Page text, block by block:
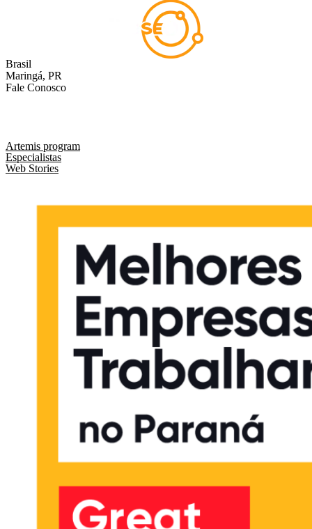
Brasil
Maringá, PR
Fale Conosco
Artemis program
Especialistas
Web Stories